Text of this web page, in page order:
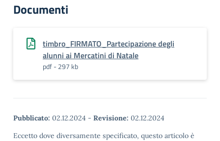
Documenti
timbro_FIRMATO_Partecipazione degli
alunni ai Mercatini di Natale
pdf - 297 kb
Pubblicato: 02.12.2024 - Revisione: 02.12.2024
Eccetto dove diversamente specificato, questo articolo è